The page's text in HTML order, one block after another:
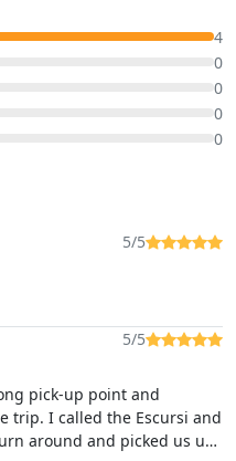
4
0
0
0
0
5/5
5/5
pick-up point and
trip. I called the Escursi and
around and picked us up.